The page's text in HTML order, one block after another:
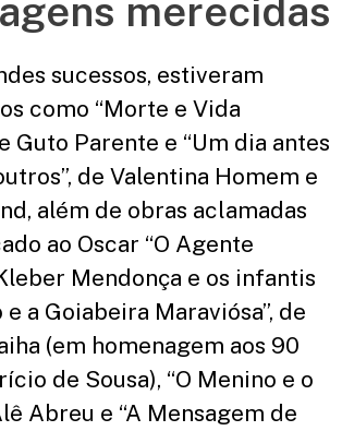
merecidas
sucessos, estiveram
como “Morte e Vida
Guto Parente e “Um dia antes
de Valentina Homem e
além de obras aclamadas
ao Oscar “O Agente
Mendonça e os infantis
e a Goiabeira Maraviósa”, de
(em homenagem aos 90
de Sousa), “O Menino e o
Abreu e “A Mensagem de